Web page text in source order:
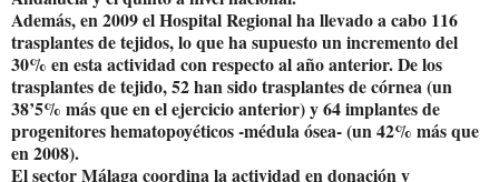
Además, en 2009 el Hospital Regional ha llevado a cabo 116
trasplantes de tejidos, lo que ha supuesto un incremento del
30% en esta actividad con respecto al año anterior. De los
trasplantes de tejido, 52 han sido trasplantes de córnea (un
38’5% más que en el ejercicio anterior) y 64 implantes de
progenitores hematopoyéticos -médula ósea- (un 42% más que
en 2008).
El sector Málaga coordina la actividad en donación y